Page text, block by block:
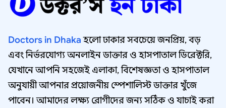
Doctors in Dhakaহলো ঢাকার সবচেয়ে জনপ্রিয়, বড়
এবং নির্ভরযোগ্য অনলাইন ডাক্তার ও হাসপাতাল ডিরেক্টরি,
যেখানে আপনি সহজেই এলাকা, বিশেষজ্ঞতা ও হাসপাতাল
অনুযায়ী আপনার প্রয়োজনীয় স্পেশালিস্ট ডাক্তার খুঁজে
পাবেন। আমাদের লক্ষ্য রোগীদের জন্য সঠিক ও যাচাই করা